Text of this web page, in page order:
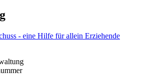
- eine Hilfe für allein Erziehende